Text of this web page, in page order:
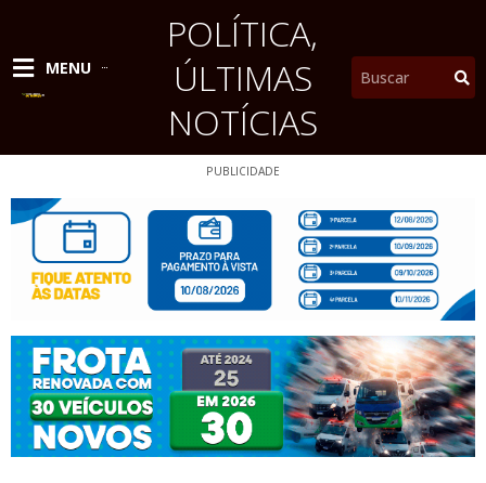
conteúdo
MENU
POLÍTICA,
ÚLTIMAS
NOTÍCIAS
Pesquisar
PUBLICIDADE